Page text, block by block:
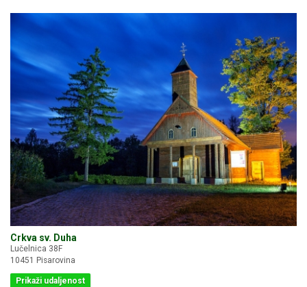
Crkva sv. Duha
Lučelnica 38F
10451 Pisarovina
Prikaži udaljenost